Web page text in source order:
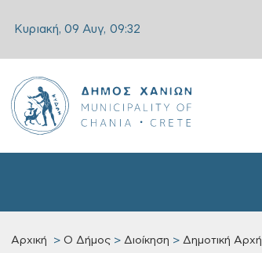
Κυριακή, 09 Αυγ, 09:32
Αρχική Ο Δήμος Διοίκηση Δημοτική Αρχή